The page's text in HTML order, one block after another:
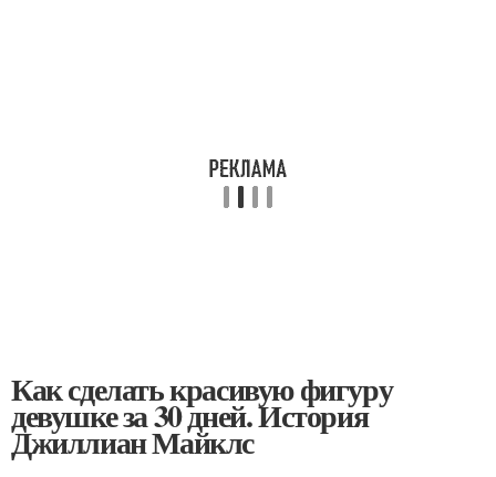
Как сделать красивую фигуру
девушке за 30 дней. История
Джиллиан Майклс